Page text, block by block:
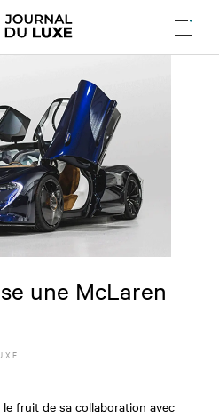
Menu
une McLaren
fruit de sa collaboration avec